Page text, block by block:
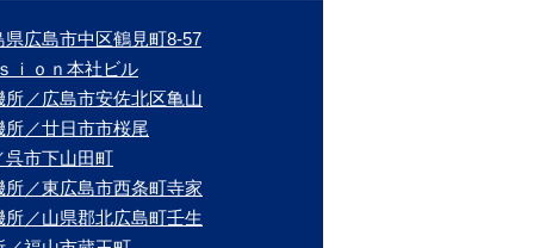
県広島市中区鶴見町8-57
ｉｏｎ本社ビル
所／広島市安佐北区亀山
所／廿日市市桜尾
呉市下山田町
所／東広島市西条町寺家
所／山県郡北広島町壬生